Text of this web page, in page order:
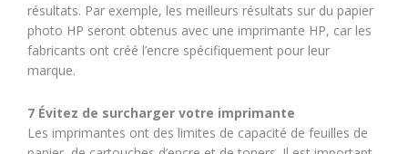
résultats. Par exemple, les meilleurs résultats sur du papier
photo HP seront obtenus avec une imprimante HP, car les
fabricants ont créé l’encre spécifiquement pour leur
marque.
7 Évitez de surcharger votre imprimante
Les imprimantes ont des limites de capacité de feuilles de